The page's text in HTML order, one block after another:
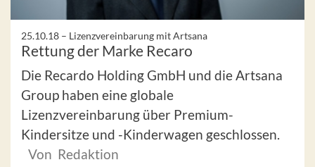
25.10.18 – Lizenzvereinbarung mit Artsana
Rettung der Marke Recaro
Die Recardo Holding GmbH und die Artsana
Group haben eine globale
Lizenzvereinbarung über Premium-
Kindersitze und -Kinderwagen geschlossen.
Von Redaktion